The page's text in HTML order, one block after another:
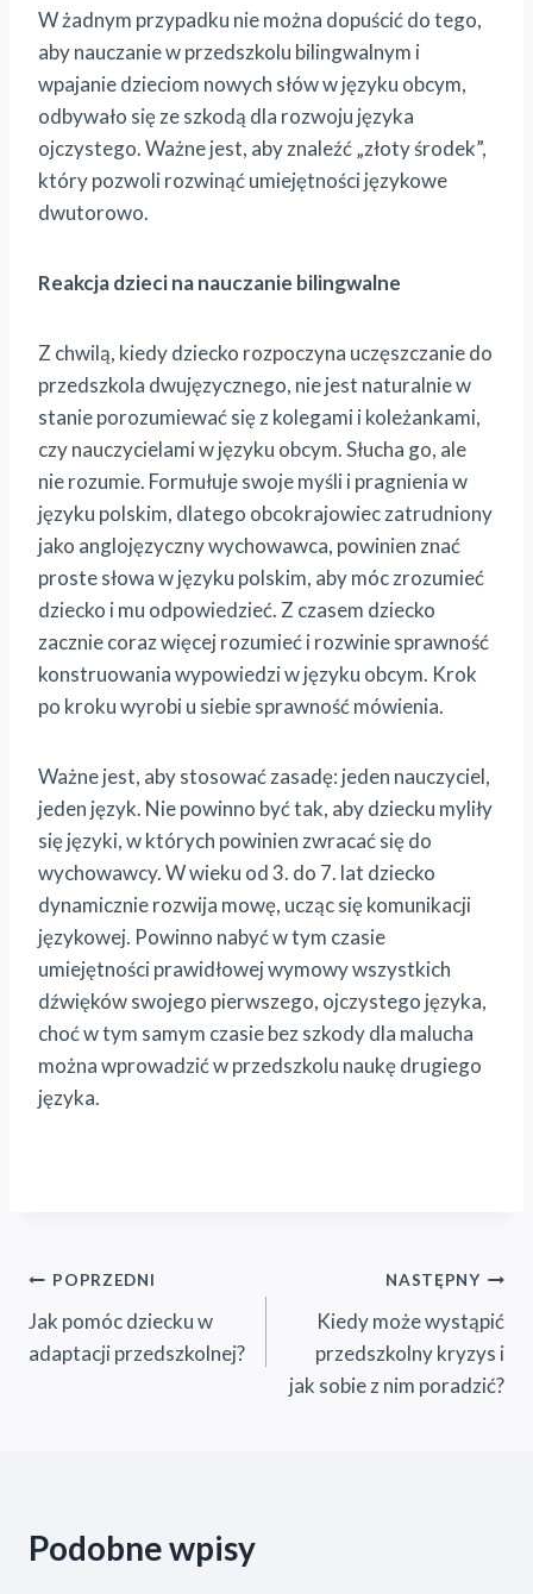
W żadnym przypadku nie można dopuścić do tego,
aby nauczanie w przedszkolu bilingwalnym i
wpajanie dzieciom nowych słów w języku obcym,
odbywało się ze szkodą dla rozwoju języka
ojczystego. Ważne jest, aby znaleźć „złoty środek”,
który pozwoli rozwinąć umiejętności językowe
dwutorowo.
Reakcja dzieci na nauczanie bilingwalne
Z chwilą, kiedy dziecko rozpoczyna uczęszczanie do
przedszkola dwujęzycznego, nie jest naturalnie w
stanie porozumiewać się z kolegami i koleżankami,
czy nauczycielami w języku obcym. Słucha go, ale
nie rozumie. Formułuje swoje myśli i pragnienia w
języku polskim, dlatego obcokrajowiec zatrudniony
jako anglojęzyczny wychowawca, powinien znać
proste słowa w języku polskim, aby móc zrozumieć
dziecko i mu odpowiedzieć. Z czasem dziecko
zacznie coraz więcej rozumieć i rozwinie sprawność
konstruowania wypowiedzi w języku obcym. Krok
po kroku wyrobi u siebie sprawność mówienia.
Ważne jest, aby stosować zasadę: jeden nauczyciel,
jeden język. Nie powinno być tak, aby dziecku myliły
się języki, w których powinien zwracać się do
wychowawcy. W wieku od 3. do 7. lat dziecko
dynamicznie rozwija mowę, ucząc się komunikacji
językowej. Powinno nabyć w tym czasie
umiejętności prawidłowej wymowy wszystkich
dźwięków swojego pierwszego, ojczystego języka,
choć w tym samym czasie bez szkody dla malucha
można wprowadzić w przedszkolu naukę drugiego
języka.
Nawigacja
wpisu
POPRZEDNI
Jak pomóc dziecku w
adaptacji przedszkolnej?
NASTĘPNY
Kiedy może wystąpić
przedszkolny kryzys i
jak sobie z nim poradzić?
Podobne wpisy